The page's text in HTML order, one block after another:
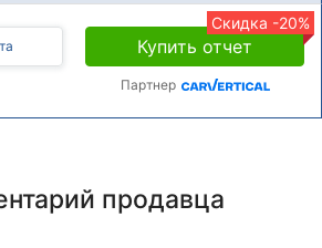
Скидка -20%
Купить отчет
Партнер
продавца